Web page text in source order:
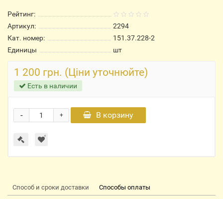
Рейтинг:
Артикул:
2294
Кат. номер:
151.37.228-2
Единицы
шт
1 200 грн. (Ціни уточнюйте)
Есть в наличии
+
- В корзину
Способ и сроки доставки Способы оплаты